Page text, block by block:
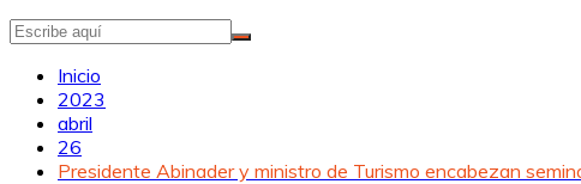
Inicio
2023
abril
26
Presidente Abinader y ministro de Turismo encabezan